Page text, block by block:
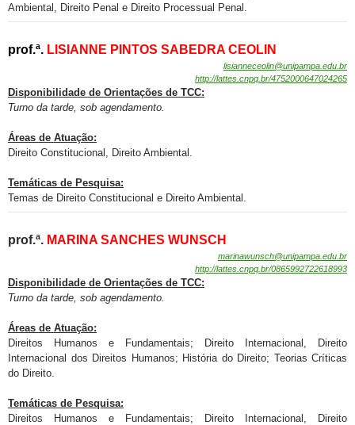
Ambiental, Direito Penal e Direito Processual Penal.
prof.ª. LISIANNE PINTOS SABEDRA CEOLIN
lisianneceolin@unipampa.edu.br
http://lattes.cnpq.br/4752000647024265
Disponibilidade de Orientações de TCC:
Turno da tarde, sob agendamento.
Áreas de Atuação:
Direito Constitucional, Direito Ambiental.
Temáticas de Pesquisa:
Temas de Direito Constitucional e Direito Ambiental.
prof.ª. MARINA SANCHES WUNSCH
marinawunsch@unipampa.edu.br
http://lattes.cnpq.br/0865992722618993
Disponibilidade de Orientações de TCC:
Turno da tarde, sob agendamento
Áreas de Atuação:
Direitos Humanos e Fundamentais; Direito Internacional, Direito
Internacional dos Direitos Humanos; História do Direito; Teorias Críticas
do Direito.
Temáticas de Pesquisa:
Direitos Humanos e Fundamentais; Direito Internacional, Direito